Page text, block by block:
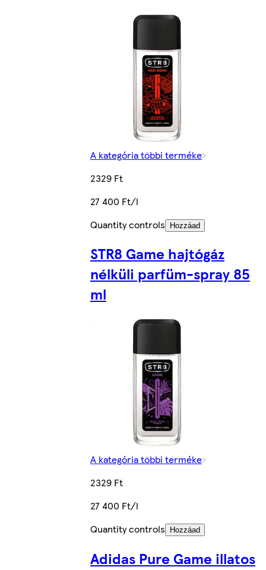
A kategória többi terméke
2329 Ft
27 400 Ft/l
Quantity controls
Hozzáad
STR8 Game hajtógáz
nélküli parfüm-spray 85
ml
A kategória többi terméke
2329 Ft
27 400 Ft/l
Quantity controls
Hozzáad
Adidas Pure Game illatos